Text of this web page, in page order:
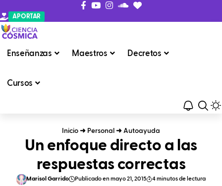
APORTAR
Enseñanzas Maestros Decretos
Cursos
Inicio ➜ Personal ➜ Autoayuda
Un enfoque directo a las
respuestas correctas
Marisol Garrido Publicado en mayo 21, 2015
4 minutos de lectura